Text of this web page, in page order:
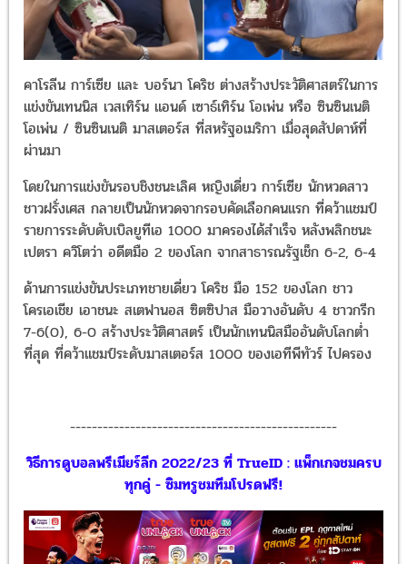
คาโรลีน การ์เซีย และ บอร์นา โคริช ต่างสร้างประวัติศาสตร์ในการ
แข่งขันเทนนิส เวสเทิร์น แอนด์ เซาธ์เทิร์น โอเพ่น หรือ ซินซินเนติ
โอเพ่น / ซินซินเนติ มาสเตอร์ส ที่สหรัฐอเมริกา เมื่อสุดสัปดาห์ที่
ผ่านมา
โดยในการแข่งขันรอบชิงชนะเลิศ หญิงเดี่ยว การ์เซีย นักหวดสาว
ชาวฝรั่งเศส กลายเป็นนักหวดจากรอบคัดเลือกคนแรก ที่คว้าแชมป์
รายการระดับดับเบิลยูทีเอ 1000 มาครองได้สำเร็จ หลังพลิกชนะ
เปตรา ควิโตว่า อดีตมือ 2 ของโลก จากสาธารณรัฐเช็ก 6-2, 6-4
ด้านการแข่งขันประเภทชายเดี่ยว โคริช มือ 152 ของโลก ชาว
โครเอเชีย เอาชนะ สเตฟานอส ซิตซิปาส มือวางอันดับ 4 ชาวกรีก
7-6(0), 6-0 สร้างประวัติศาสตร์ เป็นนักเทนนิสมืออันดับโลกต่ำ
ที่สุด ที่คว้าแชมป์ระดับมาสเตอร์ส 1000 ของเอทีพีทัวร์ ไปครอง
-------------------------------------------------
วิธีการดูบอลพรีเมียร์ลีก 2022/23 ที่ TrueID : แพ็กเกจชมครบ
ทุกคู่ - ซิมทรูชมทีมโปรดฟรี!